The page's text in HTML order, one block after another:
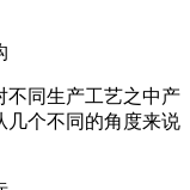
同生产工艺之中产
几个不同的角度来说